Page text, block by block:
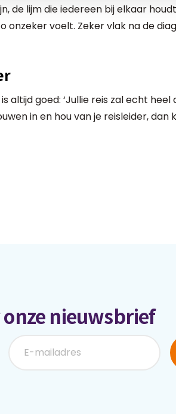
de lijm die iedereen bij elkaar
onzeker voelt. Zeker vlak na de
altijd goed: ‘Jullie reis zal echt
in en hou van je reisleider, dan
nieuwsbrief